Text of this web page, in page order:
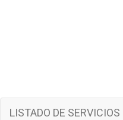
LISTADO DE SERVICIOS